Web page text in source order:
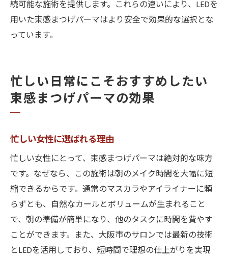
続可能な施術を提供します。これらの違いにより、LEDを
用いた束感まつげパーマはより安全で効果的な選択とな
っています。
忙しい日常にこそおすすめしたい
束感まつげパーマの効果
忙しい女性に選ばれる理由
忙しい女性にとって、束感まつげパーマは絶対的な味方
です。なぜなら、この施術は朝のメイク時間を大幅に短
縮できるからです。通常のマスカラやアイライナーに頼
らずとも、自然なカールとボリュームが生まれること
で、朝の準備が簡単になり、他のタスクに時間を費やす
ことができます。また、大阪市のサロンでは最新の技術
とLEDを活用しており、短時間で理想の仕上がりを実現